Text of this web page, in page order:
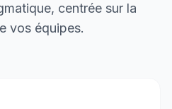
centrée sur la
vos équipes.